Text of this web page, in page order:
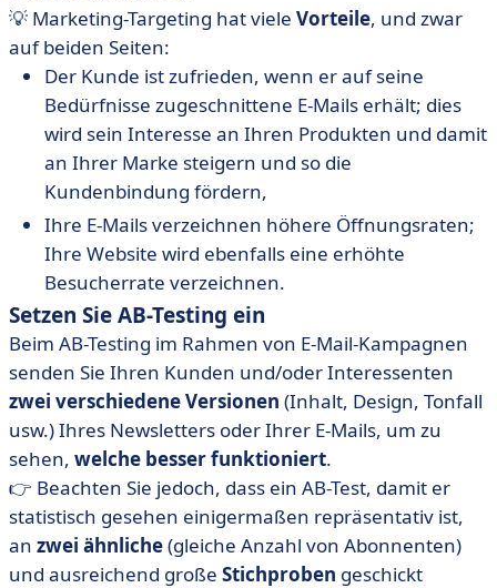
💡 Marketing-Targeting hat viele Vorteile, und zwar
auf beiden Seiten:
Der Kunde ist zufrieden, wenn er auf seine
Bedürfnisse zugeschnittene E-Mails erhält; dies
wird sein Interesse an Ihren Produkten und damit
an Ihrer Marke steigern und so die
Kundenbindung fördern,
Ihre E-Mails verzeichnen höhere Öffnungsraten;
Ihre Website wird ebenfalls eine erhöhte
Besucherrate verzeichnen.
Setzen Sie AB-Testing ein
Beim AB-Testing im Rahmen von E-Mail-Kampagnen
senden Sie Ihren Kunden und/oder Interessenten
zwei verschiedene Versionen (Inhalt, Design, Tonfall
usw.) Ihres Newsletters oder Ihrer E-Mails, um zu
sehen, welche besser funktioniert.
👉 Beachten Sie jedoch, dass ein AB-Test, damit er
statistisch gesehen einigermaßen repräsentativ ist,
an zwei ähnliche(gleiche Anzahl von Abonnenten)
und ausreichend große Stichproben geschickt